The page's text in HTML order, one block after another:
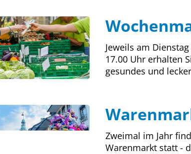
Jeweils am
17.00 Uhr erhalten
gesundes und
Zweimal im Jahr
Warenmarkt statt -